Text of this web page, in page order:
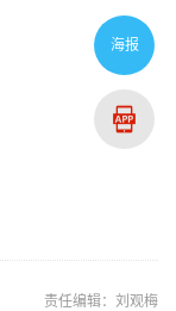
责任编辑：刘观梅
海报